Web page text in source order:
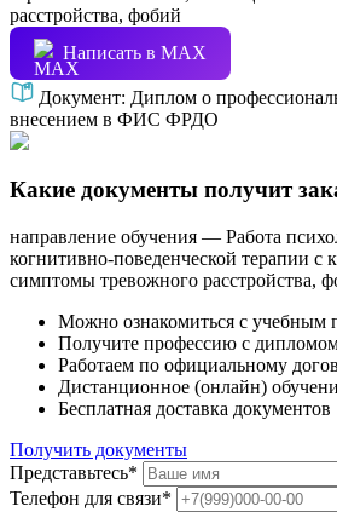
Написать в МАХ
Документ: Диплом о
внесением в ФИС ФРДО
Какие документы получит
направление обучения — Работа
когнитивно-поведенческой терапии
симптомы тревожного расстройства,
Можно ознакомиться с учебным
Получите профессию с
Работаем по официальному
Дистанционное (онлайн)
Бесплатная доставка документов
Получить документы
Представьтесь*
Телефон для связи*